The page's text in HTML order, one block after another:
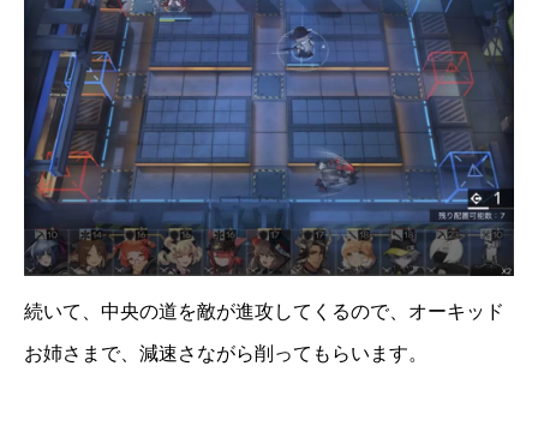
続いて、中央の道を敵が進攻してくるので、オーキッド
お姉さまで、減速さながら削ってもらいます。